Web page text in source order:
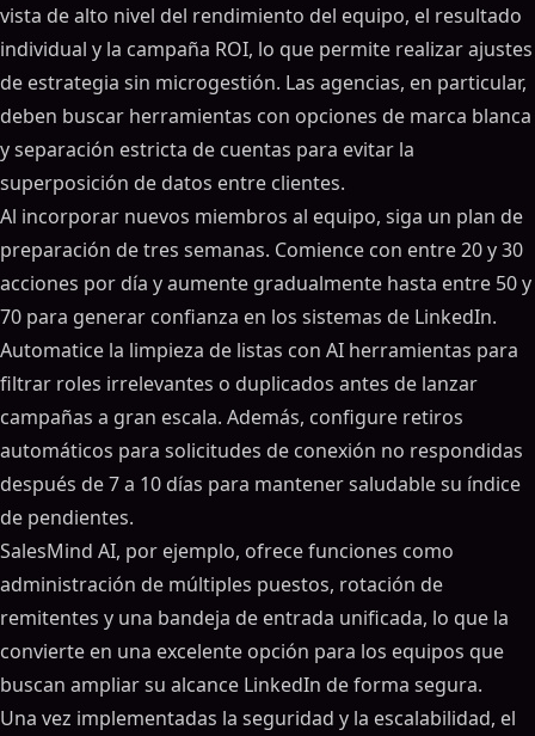
vista de alto nivel del rendimiento del equipo, el resultado
individual y la campaña ROI, lo que permite realizar ajustes
de estrategia sin microgestión. Las agencias, en particular,
deben buscar herramientas con opciones de marca blanca
y separación estricta de cuentas para evitar la
superposición de datos entre clientes.
Al incorporar nuevos miembros al equipo, siga un plan de
preparación de tres semanas. Comience con entre 20 y 30
acciones por día y aumente gradualmente hasta entre 50 y
70 para generar confianza en los sistemas de LinkedIn.
Automatice la limpieza de listas con AI herramientas para
filtrar roles irrelevantes o duplicados antes de lanzar
campañas a gran escala. Además, configure retiros
automáticos para solicitudes de conexión no respondidas
después de 7 a 10 días para mantener saludable su índice
de pendientes.
SalesMind AI, por ejemplo, ofrece funciones como
administración de múltiples puestos, rotación de
remitentes y una bandeja de entrada unificada, lo que la
convierte en una excelente opción para los equipos que
buscan ampliar su alcance LinkedIn de forma segura.
Una vez implementadas la seguridad y la escalabilidad, el